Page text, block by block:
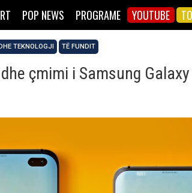
POP NEWS PROGRAME YOUTUBE
TEKNOLOGJI TË FUNDIT
çmimi i Samsung Galaxy